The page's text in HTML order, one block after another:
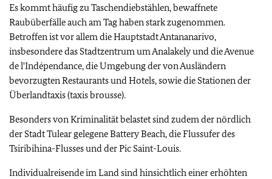
Es kommt häufig zu Taschendiebstählen, bewaffnete
Raubüberfälle auch am Tag haben stark zugenommen.
Betroffen ist vor allem die Hauptstadt Antananarivo,
insbesondere das Stadtzentrum um Analakely und die Avenue
de l'Indépendance, die Umgebung der von Ausländern
bevorzugten Restaurants und Hotels, sowie die Stationen der
Überlandtaxis (taxis brousse).
Besonders von Kriminalität belastet sind zudem der nördlich
der Stadt Tulear gelegene Battery Beach, die Flussufer des
Tsiribihina-Flusses und der Pic Saint-Louis.
Individualreisende im Land sind hinsichtlich einer erhöhten